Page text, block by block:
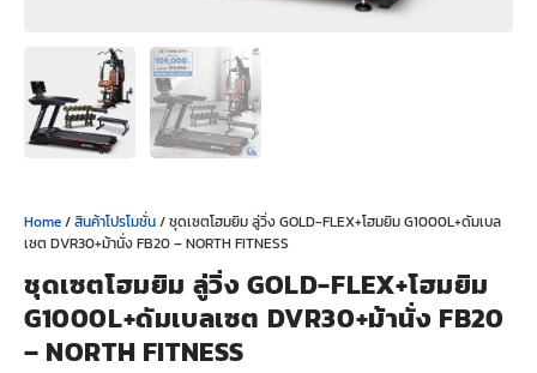
Home/สินค้าโปรโมชั่น/ ชุดเซตโฮมยิม ลู่วิ่ง GOLD-FLEX+โฮมยิม G1000L+ดัมเบล
เซต DVR30+ม้านั่ง FB20 – NORTH FITNESS
ชุดเซตโฮมยิม ลู่วิ่ง GOLD-FLEX+โฮมยิม
G1000L+ดัมเบลเซต DVR30+ม้านั่ง FB20
– NORTH FITNESS